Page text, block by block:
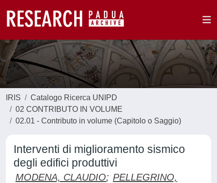
IRIS
Catalogo Ricerca UNIPD
02 CONTRIBUTO IN VOLUME
02.01 - Contributo in volume (Capitolo o Saggio)
Interventi di miglioramento sismico
degli edifici produttivi
MODENA, CLAUDIO; PELLEGRINO,